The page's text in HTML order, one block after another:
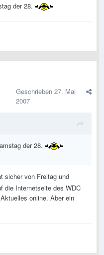
der 28.
Geschrieben 27. Mai
2007
der 28.
sicher von Freitag und
die Internetseite des WDC
online. Aber ein